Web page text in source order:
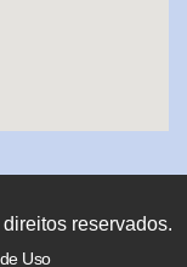
reservados.
Uso